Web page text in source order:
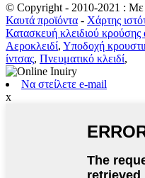
© Copyright - 2010-2021 : Με
Καυτά προϊόντα - Χάρτης
Κατασκευή κλειδιού κρούσης
Αεροκλειδί, Υποδοχή
ίντσας, Πνευματικό κλειδί,
Να στείλετε e-mail
x